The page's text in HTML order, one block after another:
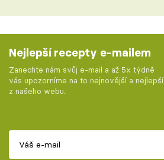
Nejlepší recepty e-mailem
Zanechte nám svůj e-mail a až 5x týdně
vás upozorníme na to nejnovější a nejlepší
z našeho webu.